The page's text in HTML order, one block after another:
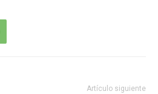
Artículo siguiente